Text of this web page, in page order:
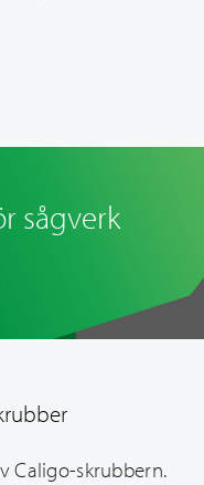
sågverk
Caligo-skrubbern.